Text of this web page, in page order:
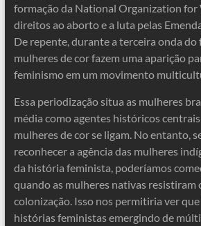
formação da National Organization for
direitos ao aborto e a luta pelas
De repente, durante a terceira onda do
mulheres de cor fazem uma aparição
feminismo em um movimento
Essa periodização situa as mulheres
média como agentes históricos
mulheres de cor se ligam. No entanto,
reconhecer a agência das mulheres
da história feminista, poderíamos
quando as mulheres nativas resistiram
colonização. Isso nos permitiria ver
histórias feministas emergindo de